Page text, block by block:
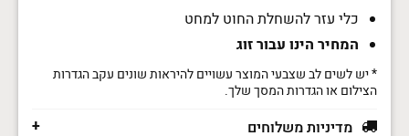
משחיל
חוט
כסוף
כלי עזר להשחלת החוט למחט
המחיר הינו עבור זוג
* יש לשים לב שצבעי המוצר עשויים להיראות שונים עקב הגדרות
הצילום או הגדרות המסך שלך.
מדיניות משלוחים